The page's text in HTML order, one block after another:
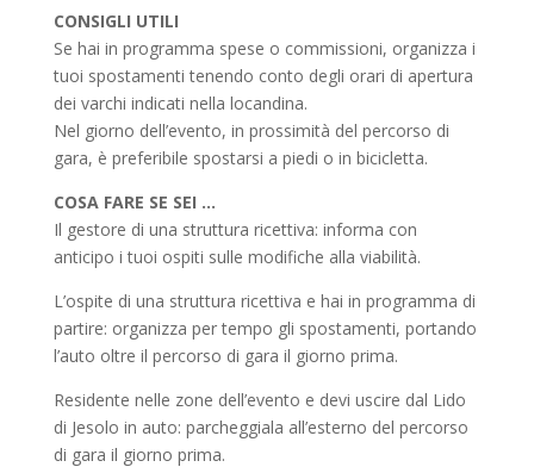
CONSIGLI UTILI
Se hai in programma spese o commissioni, organizza i
tuoi spostamenti tenendo conto degli orari di apertura
dei varchi indicati nella locandina.
Nel giorno dell’evento, in prossimità del percorso di
gara, è preferibile spostarsi a piedi o in bicicletta.
COSA FARE SE SEI …
Il gestore di una struttura ricettiva: informa con
anticipo i tuoi ospiti sulle modifiche alla viabilità.
L’ospite di una struttura ricettiva e hai in programma di
partire: organizza per tempo gli spostamenti, portando
l’auto oltre il percorso di gara il giorno prima.
Residente nelle zone dell’evento e devi uscire dal Lido
di Jesolo in auto: parcheggiala all’esterno del percorso
di gara il giorno prima.